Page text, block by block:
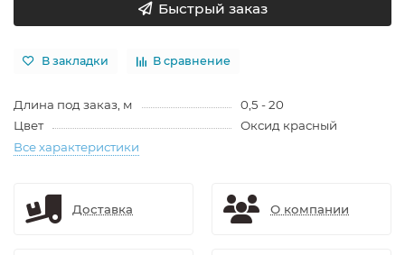
Быстрый заказ
В закладки В сравнение
Длина под заказ, м
0,5 - 20
Цвет
Оксид красный
Все характеристики
Доставка О компании